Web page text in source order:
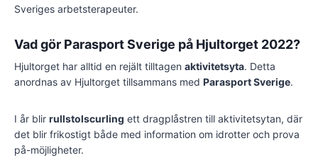
Sveriges arbetsterapeuter.
Vad gör Parasport Sverige på Hjultorget 2022?
Hjultorget har alltid en rejält tilltagen aktivitetsyta. Detta
anordnas av Hjultorget tillsammans med Parasport Sverige.
I år blir rullstolscurling ett dragplåstren till aktivitetsytan, där
det blir frikostigt både med information om idrotter och prova
på-möjligheter.